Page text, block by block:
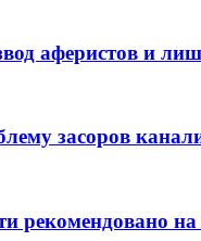
аферистов и
засоров
рекомендовано